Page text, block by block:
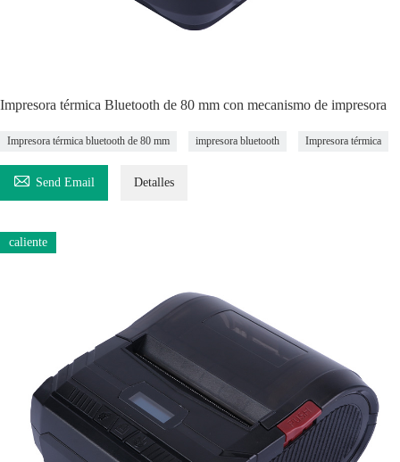
Impresora térmica Bluetooth de 80 mm con mecanismo de impresora
Impresora térmica bluetooth de 80 mm impresora bluetooth Impresora térmica
 Send Email Detalles
caliente